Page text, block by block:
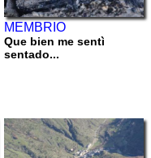
MEMBRIO
Que bien me sentì
sentado...